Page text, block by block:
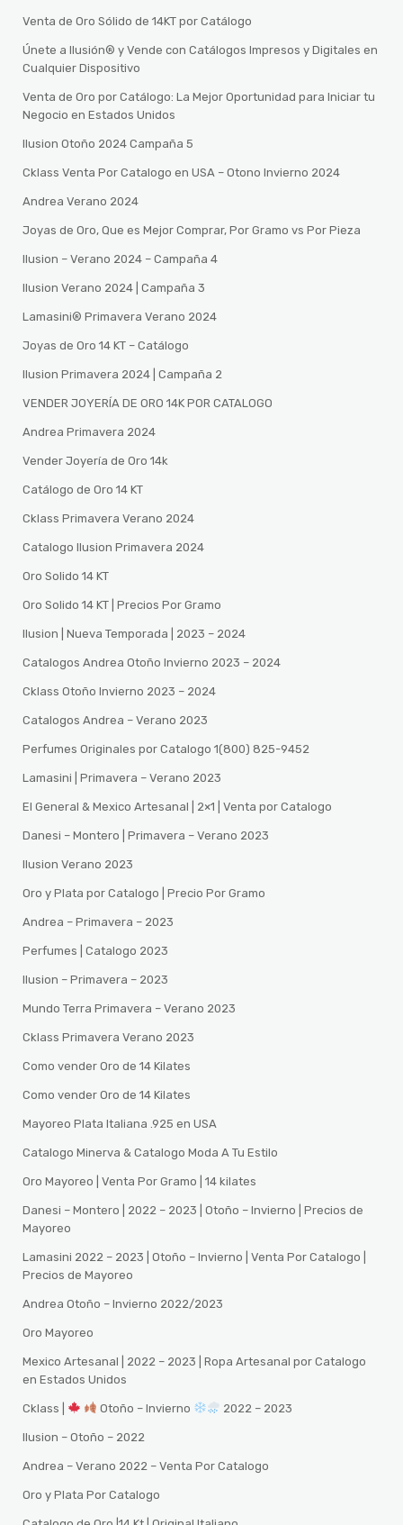
Venta de Oro Sólido de 14KT por Catálogo
Únete a Ilusión® y Vende con Catálogos Impresos y Digitales en
Cualquier Dispositivo
Venta de Oro por Catálogo: La Mejor Oportunidad para Iniciar tu
Negocio en Estados Unidos
Ilusion Otoño 2024 Campaña 5
Cklass Venta Por Catalogo en USA – Otono Invierno 2024
Andrea Verano 2024
Joyas de Oro, Que es Mejor Comprar, Por Gramo vs Por Pieza
Ilusion – Verano 2024 – Campaña 4
Ilusion Verano 2024 | Campaña 3
Lamasini®️ Primavera Verano 2024
Joyas de Oro 14 KT – Catálogo
Ilusion Primavera 2024 | Campaña 2
VENDER JOYERÍA DE ORO 14K POR CATALOGO
Andrea Primavera 2024
Vender Joyería de Oro 14k
Catálogo de Oro 14 KT
Cklass Primavera Verano 2024
Catalogo Ilusion Primavera 2024
Oro Solido 14 KT
Oro Solido 14 KT | Precios Por Gramo
Ilusion | Nueva Temporada | 2023 – 2024
Catalogos Andrea Otoño Invierno 2023 – 2024
Cklass Otoño Invierno 2023 – 2024
Catalogos Andrea – Verano 2023
Perfumes Originales por Catalogo 1(800) 825-9452
Lamasini | Primavera – Verano 2023
El General & Mexico Artesanal | 2×1 | Venta por Catalogo
Danesi – Montero | Primavera – Verano 2023
Ilusion Verano 2023
Oro y Plata por Catalogo | Precio Por Gramo
Andrea – Primavera – 2023
Perfumes | Catalogo 2023
Ilusion – Primavera – 2023
Mundo Terra Primavera – Verano 2023
Cklass Primavera Verano 2023
Como vender Oro de 14 Kilates
Como vender Oro de 14 Kilates
Mayoreo Plata Italiana .925 en USA
Catalogo Minerva & Catalogo Moda A Tu Estilo
Oro Mayoreo | Venta Por Gramo | 14 kilates
Danesi – Montero | 2022 – 2023 | Otoño – Invierno | Precios de
Mayoreo
Lamasini 2022 – 2023 | Otoño – Invierno | Venta Por Catalogo |
Precios de Mayoreo
Andrea Otoño – Invierno 2022/2023
Oro Mayoreo
Mexico Artesanal | 2022 – 2023 | Ropa Artesanal por Catalogo
en Estados Unidos
Cklass | Otoño – Invierno 2022 – 2023
Ilusion – Otoño – 2022
Andrea – Verano 2022 – Venta Por Catalogo
Oro y Plata Por Catalogo